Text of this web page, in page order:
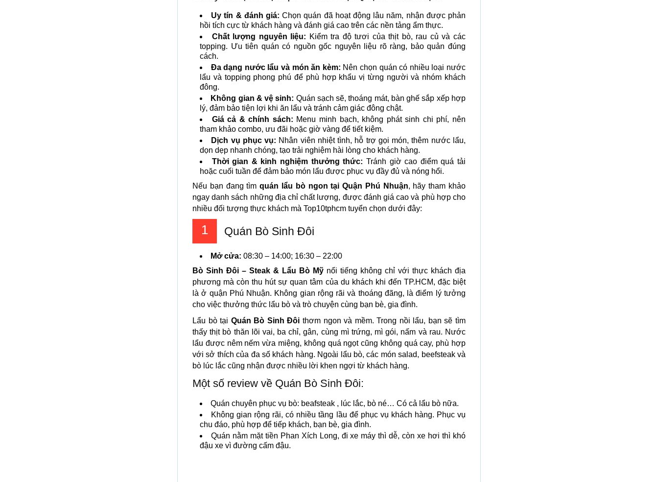
Uy tín & đánh giá: Chọn quán đã hoạt động lâu năm, nhận được phản
hồi tích cực từ khách hàng và đánh giá cao trên các nền tảng ẩm thực.
Chất lượng nguyên liệu: Kiểm tra độ tươi của thịt bò, rau củ và các
topping. Ưu tiên quán có nguồn gốc nguyên liệu rõ ràng, bảo quản đúng
cách.
Đa dạng nước lẩu và món ăn kèm: Nên chọn quán có nhiều loại nước
lẩu và topping phong phú để phù hợp khẩu vị từng người và nhóm khách
đông.
Không gian & vệ sinh: Quán sạch sẽ, thoáng mát, bàn ghế sắp xếp hợp
lý, đảm bảo tiện lợi khi ăn lẩu và tránh cảm giác đông chật.
Giá cả & chính sách: Menu minh bạch, không phát sinh chi phí, nên
tham khảo combo, ưu đãi hoặc giờ vàng để tiết kiệm.
Dịch vụ phục vụ: Nhân viên nhiệt tình, hỗ trợ gọi món, thêm nước lẩu,
dọn dẹp nhanh chóng, tạo trải nghiệm hài lòng cho khách hàng.
Thời gian & kinh nghiệm thưởng thức: Tránh giờ cao điểm quá tải
hoặc cuối tuần để đảm bảo món lẩu được phục vụ đầy đủ và nóng hổi.
Nếu bạn đang tìmquán lẩu bò ngon tại Quận Phú Nhuận, hãy tham khảo
ngay danh sách những địa chỉ chất lượng, được đánh giá cao và phù hợp cho
nhiều đối tượng thực khách mà Top10tphcm tuyển chọn dưới đây:
1 Quán Bò Sinh Đôi
Mở cửa: 08:30 – 14:00; 16:30 – 22:00
Bò Sinh Đôi – Steak & Lẩu Bò Mỹ nổi tiếng không chỉ với thực khách địa
phương mà còn thu hút sự quan tâm của du khách khi đến TP.HCM, đặc biệt
là ở quận Phú Nhuận. Không gian rộng rãi và thoáng đãng, là điểm lý tưởng
cho việc thưởng thức lẩu bò và trò chuyện cùng bạn bè, gia đình.
Lẩu bò tại Quán Bò Sinh Đôi thơm ngon và mềm. Trong nồi lẩu, bạn sẽ tìm
thấy thịt bò thăn lõi vai, ba chỉ, gân, cùng mì trứng, mì gói, nấm và rau. Nước
lẩu được nêm nếm vừa miệng, không quá ngọt cũng không quá cay, phù hợp
với sở thích của đa số khách hàng. Ngoài lẩu bò, các món salad, beefsteak và
bò lúc lắc cũng nhận được nhiều lời khen ngợi từ khách hàng.
Một số review về Quán Bò Sinh Đôi:
Quán chuyên phục vụ bò: beafsteak , lúc lắc, bò né… Có cả lẩu bò nữa.
Không gian rộng rãi, có nhiều tầng lầu để phục vụ khách hàng. Phục vụ
chu đáo, phù hợp để tiếp khách, bạn bè, gia đình.
Quán nằm mặt tiền Phan Xích Long, đi xe máy thì dễ, còn xe hơi thì khó
đậu xe vì đường cấm đậu.